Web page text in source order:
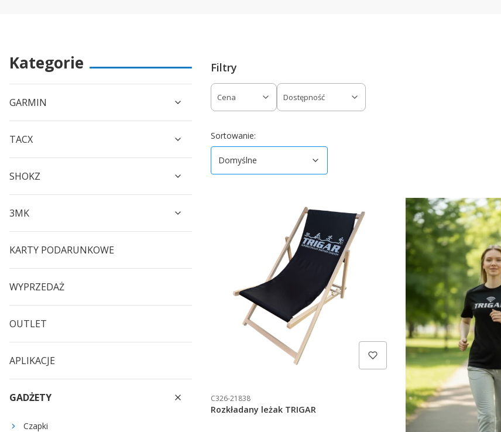
Kategorie
GARMIN
TACX
SHOKZ
3MK
KARTY PODARUNKOWE
WYPRZEDAŻ
OUTLET
APLIKACJE
GADŻETY
Czapki
Filtry
Cena Dostępność
Sortowanie:
Domyślne
C326-21838
Rozkładany leżak TRIGAR